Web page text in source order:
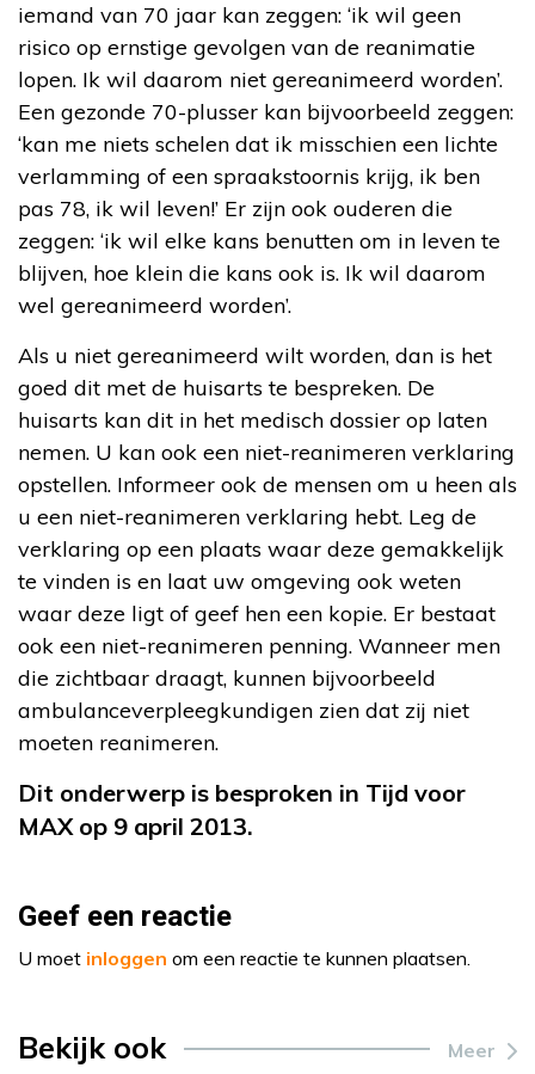
iemand van 70 jaar kan zeggen: ‘ik wil geen
risico op ernstige gevolgen van de reanimatie
lopen. Ik wil daarom niet gereanimeerd worden’.
Een gezonde 70-plusser kan bijvoorbeeld zeggen:
‘kan me niets schelen dat ik misschien een lichte
verlamming of een spraakstoornis krijg, ik ben
pas 78, ik wil leven!’ Er zijn ook ouderen die
zeggen: ‘ik wil elke kans benutten om in leven te
blijven, hoe klein die kans ook is. Ik wil daarom
wel gereanimeerd worden’.
Als u niet gereanimeerd wilt worden, dan is het
goed dit met de huisarts te bespreken. De
huisarts kan dit in het medisch dossier op laten
nemen. U kan ook een niet-reanimeren verklaring
opstellen. Informeer ook de mensen om u heen als
u een niet-reanimeren verklaring hebt. Leg de
verklaring op een plaats waar deze gemakkelijk
te vinden is en laat uw omgeving ook weten
waar deze ligt of geef hen een kopie. Er bestaat
ook een niet-reanimeren penning. Wanneer men
die zichtbaar draagt, kunnen bijvoorbeeld
ambulanceverpleegkundigen zien dat zij niet
moeten reanimeren.
Dit onderwerp is besproken in Tijd voor
MAX op 9 april 2013.
Geef een reactie
U moet inloggen om een reactie te kunnen plaatsen.
Bekijk ook Meer